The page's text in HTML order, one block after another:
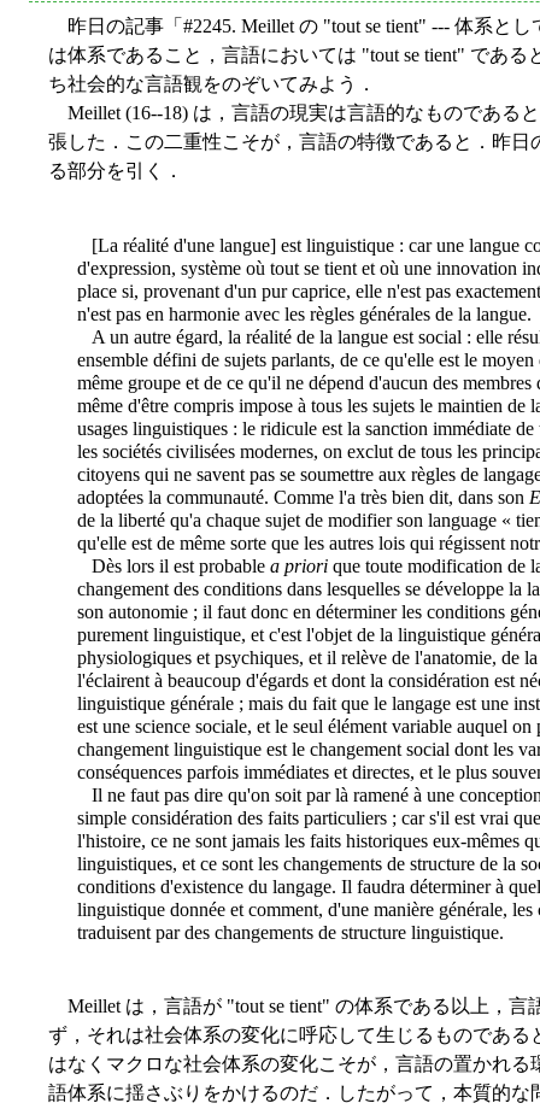
昨日の記事「#2245. Meillet の "tout se tient" --- 体系とし
は体系であること，言語においては "tout se tient" であ
ち社会的な言語観をのぞいてみよう．
Meillet (16--18) は，言語の現実は言語的なものである
張した．この二重性こそが，言語の特徴であると．昨
る部分を引く．
[La réalité d'une langue] est linguistique : car une langue
d'expression, système où tout se tient et où une innovation
place si, provenant d'un pur caprice, elle n'est pas
n'est pas en harmonie avec les règles générales de la langue.
A un autre égard, la réalité de la langue est social : elle
ensemble défini de sujets parlants, de ce qu'elle est le
même groupe et de ce qu'il ne dépend d'aucun des
même d'être compris impose à tous les sujets le maintien de
usages linguistiques : le ridicule est la sanction immédiate
les sociétés civilisées modernes, on exclut de tous les
citoyens qui ne savent pas se soumettre aux règles de
adoptées la communauté. Comme l'a très bien dit, dans son
de la liberté qu'a chaque sujet de modifier son language «
qu'elle est de même sorte que les autres lois qui régissent
Dès lors il est probable a priori que toute modification de
changement des conditions dans lesquelles se développe la
son autonomie ; il faut donc en déterminer les conditions
purement linguistique, et c'est l'objet de la linguistique
physiologiques et psychiques, et il relève de l'anatomie, de
l'éclairent à beaucoup d'égards et dont la considération est
linguistique générale ; mais du fait que le langage est une
est une science sociale, et le seul élément variable auquel
changement linguistique est le changement social dont les
conséquences parfois immédiates et directes, et le plus
Il ne faut pas dire qu'on soit par là ramené à une
simple considération des faits particuliers ; car s'il est vrai
l'histoire, ce ne sont jamais les faits historiques eux-mêmes
linguistiques, et ce sont les changements de structure de la
conditions d'existence du langage. Il faudra déterminer à
linguistique donnée et comment, d'une manière générale, les
traduisent par des changements de structure linguistique.
Meillet は，言語が "tout se tient" の体系である以上，
ず，それは社会体系の変化に呼応して生じるものであ
はなくマクロな社会体系の変化こそが，言語の置かれ
語体系に揺さぶりをかけるのだ．したがって，本質的